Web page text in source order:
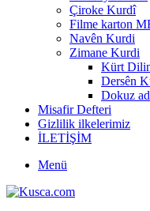
Çiroke Kurdî
Filme karton
Navên Kurdi
Zimane Kurdi
Kürt
Dersên
Dokuz
Misafir Defteri
Gizlilik ilkelerimiz
İLETİŞİM
Menü